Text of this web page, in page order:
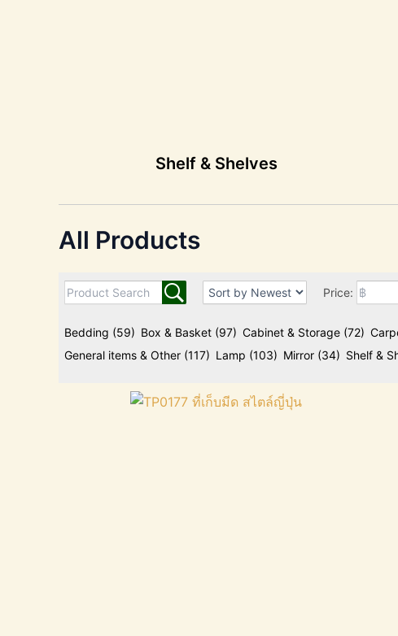
Shelf & Shelves
All Products
Price:
Bedding (59) Box & Basket (97) Cabinet & Storage (72)
General items & Other (117) Lamp (103) Mirror (34) Shelf &